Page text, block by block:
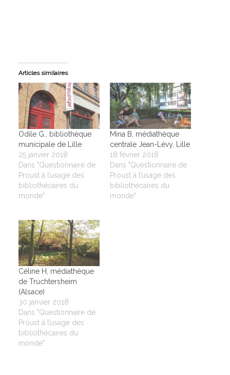
Articles similaires
Odile G., bibliothèque
municipale de Lille
25 janvier 2018
Dans "Questionnaire de
Proust à l’usage des
bibliothécaires du
monde"
Mina B, médiathèque
centrale Jean-Lévy, Lille
18 février 2018
Dans "Questionnaire de
Proust à l’usage des
bibliothécaires du
monde"
Céline H, médiathèque
de Truchtersheim
(Alsace)
30 janvier 2018
Dans "Questionnaire de
Proust à l’usage des
bibliothécaires du
monde"